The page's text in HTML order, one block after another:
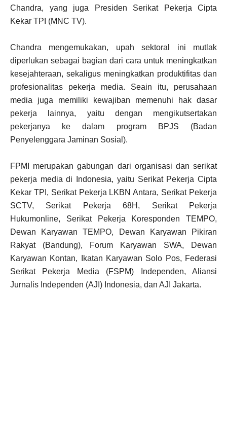
Chandra, yang juga Presiden Serikat Pekerja Cipta
Kekar TPI (MNC TV).
Chandra mengemukakan, upah sektoral ini mutlak
diperlukan sebagai bagian dari cara untuk meningkatkan
kesejahteraan, sekaligus meningkatkan produktifitas dan
profesionalitas pekerja media. Seain itu, perusahaan
media juga memiliki kewajiban memenuhi hak dasar
pekerja lainnya, yaitu dengan mengikutsertakan
pekerjanya ke dalam program BPJS (Badan
Penyelenggara Jaminan Sosial).
FPMI merupakan gabungan dari organisasi dan serikat
pekerja media di Indonesia, yaitu Serikat Pekerja Cipta
Kekar TPI, Serikat Pekerja LKBN Antara, Serikat Pekerja
SCTV, Serikat Pekerja 68H, Serikat Pekerja
Hukumonline, Serikat Pekerja Koresponden TEMPO,
Dewan Karyawan TEMPO, Dewan Karyawan Pikiran
Rakyat (Bandung), Forum Karyawan SWA, Dewan
Karyawan Kontan, Ikatan Karyawan Solo Pos, Federasi
Serikat Pekerja Media (FSPM) Independen, Aliansi
Jurnalis Independen (AJI) Indonesia, dan AJI Jakarta.